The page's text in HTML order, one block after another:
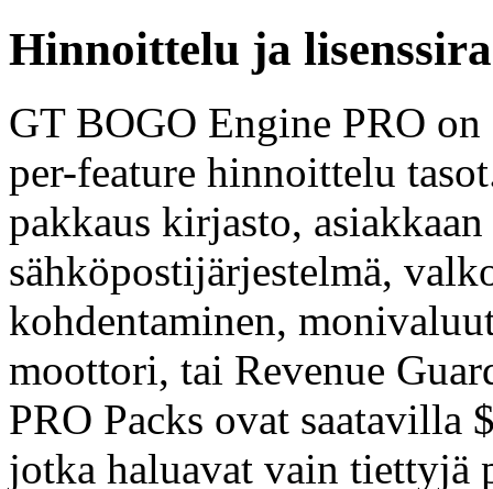
Hinnoittelu ja
GT BOGO Engine PRO
per-feature hinnoittelu
pakkaus kirjasto,
sähköpostijärjestelmä,
kohdentaminen,
moottori, tai Revenue
PRO Packs ovat saatavilla
jotka haluavat vain tiettyjä